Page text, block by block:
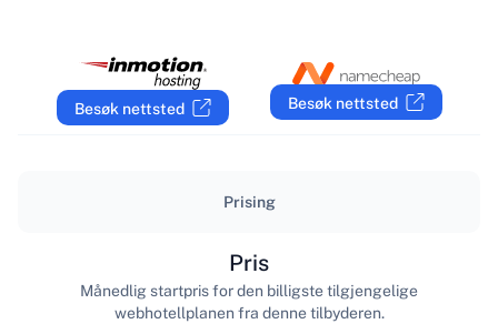
NO
Besøk nettsted Besøk nettsted
Prising
Pris
Månedlig startpris for den billigste tilgjengelige
webhotellplanen fra denne tilbyderen.